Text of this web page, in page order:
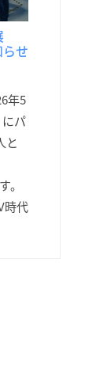
らせ
年5
パ
と
。
時代